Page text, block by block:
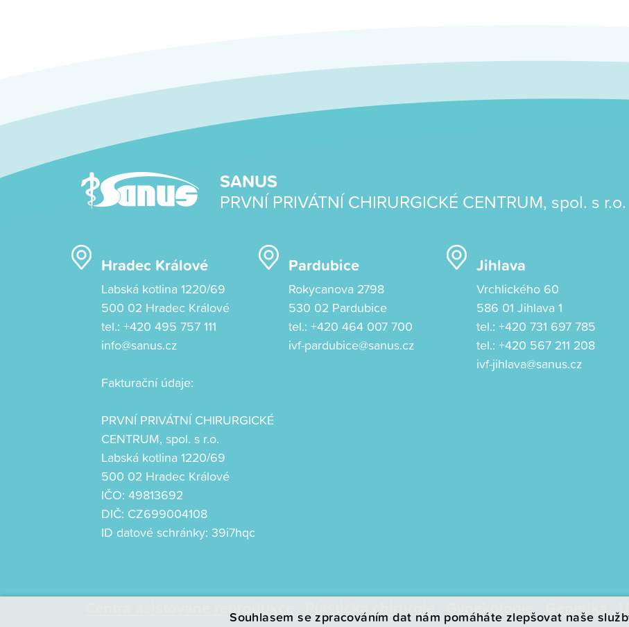
SANUS
PRVNÍ PRIVÁTNÍ CHIRURGICKÉ CENTRUM, spol. s r.o.
Hradec Králové
Labská kotlina 1220/69
500 02 Hradec Králové
tel.: +420 495 757 111
info@sanus.cz
Fakturační údaje:
PRVNÍ PRIVÁTNÍ CHIRURGICKÉ
CENTRUM, spol. s r.o.
Labská kotlina 1220/69
500 02 Hradec Králové
IČO: 49813692
DIČ: CZ699004108
ID datové schránky: 39i7hqc
Pardubice
Rokycanova 2798
530 02 Pardubice
tel.:+420 464 007 700
ivf-pardubice@sanus.cz
Jihlava
Vrchlického 60
586 01 Jihlava 1
tel.: +420 731 697 785
tel.: +420 567 211 208
ivf-jihlava@sanus.cz
Centra asistované reprodukce Plastická chirurgie Gynekologie Genetika
Souhlasem se zpracováním dat nám pomáháte zlepšovat naše